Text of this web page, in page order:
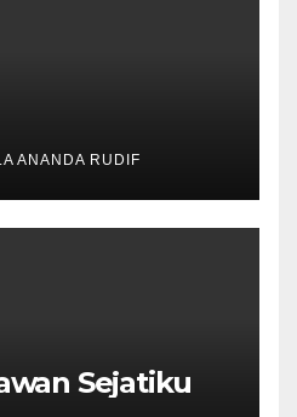
ANANDA RUDIF
Sejatiku